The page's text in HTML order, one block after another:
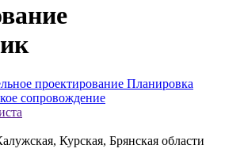
проектирование Планировка
сопровождение
Курская, Брянская области